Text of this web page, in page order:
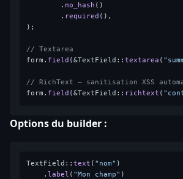
        .
no_hash ()
        .
required (),
);
// Textarea
form. field (&TextField::textarea (
// RichText — sanitisation XSS
form. field (&TextField:: richtext (
Options du builder :
TextField::text ( "nom" )
    .
label ( "Mon champ" )